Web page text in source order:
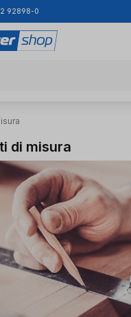
principale
92898-0
di misura